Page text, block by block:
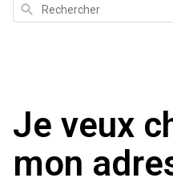
Rechercher
Je veux
mon